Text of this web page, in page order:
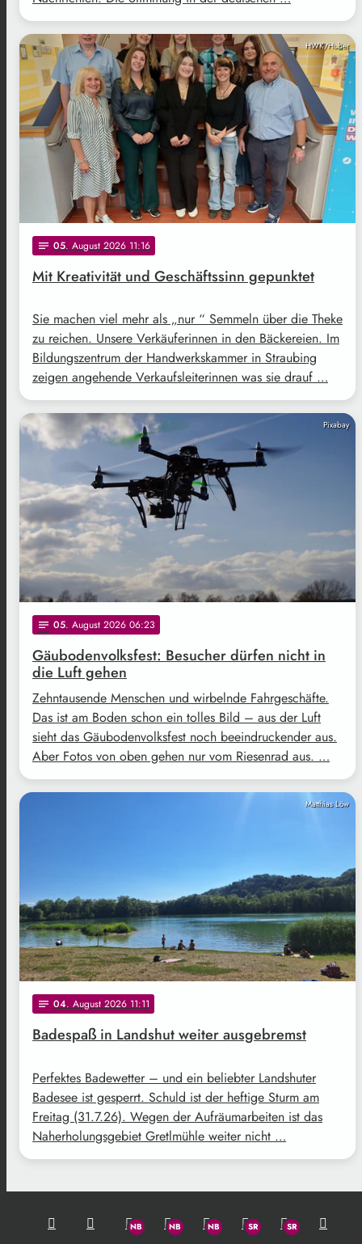
HWK/Huber
notes 05. August 2026 11:16
Mit Kreativität und Geschäftssinn gepunktet
Sie machen viel mehr als „nur “ Semmeln über die Theke
zu reichen. Unsere Verkäuferinnen in den Bäckereien. Im
Bildungszentrum der Handwerkskammer in Straubing
zeigen angehende Verkaufsleiterinnen was sie drauf …
Pixabay
notes 05. August 2026 06:23
Gäubodenvolksfest: Besucher dürfen nicht in
die Luft gehen
Zehntausende Menschen und wirbelnde Fahrgeschäfte.
Das ist am Boden schon ein tolles Bild – aus der Luft
sieht das Gäubodenvolksfest noch beeindruckender aus.
Aber Fotos von oben gehen nur vom Riesenrad aus. …
Matthias Löw
notes 04. August 2026 11:11
Badespaß in Landshut weiter ausgebremst
Perfektes Badewetter – und ein beliebter Landshuter
Badesee ist gesperrt. Schuld ist der heftige Sturm am
Freitag (31.7.26). Wegen der Aufräumarbeiten ist das
Naherholungsgebiet Gretlmühle weiter nicht …